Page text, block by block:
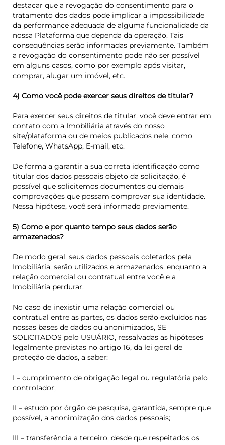
destacar que a revogação do consentimento para o
tratamento dos dados pode implicar a impossibilidade
da performance adequada de alguma funcionalidade da
nossa Plataforma que dependa da operação. Tais
consequências serão informadas previamente. Também
a revogação do consentimento pode não ser possível
em alguns casos, como por exemplo após visitar,
comprar, alugar um imóvel, etc.
4) Como você pode exercer seus direitos de titular?
Para exercer seus direitos de titular, você deve entrar em
contato com a Imobiliária através do nosso
site/plataforma ou de meios publicados nele, como
Telefone, WhatsApp, E-mail, etc.
De forma a garantir a sua correta identificação como
titular dos dados pessoais objeto da solicitação, é
possível que solicitemos documentos ou demais
comprovações que possam comprovar sua identidade.
Nessa hipótese, você será informado previamente.
5) Como e por quanto tempo seus dados serão
armazenados?
De modo geral, seus dados pessoais coletados pela
Imobiliária, serão utilizados e armazenados, enquanto a
relação comercial ou contratual entre você e a
Imobiliária perdurar.
No caso de inexistir uma relação comercial ou
contratual entre as partes, os dados serão excluídos nas
nossas bases de dados ou anonimizados, SE
SOLICITADOS pelo USUÁRIO, ressalvadas as hipóteses
legalmente previstas no artigo 16, da lei geral de
proteção de dados, a saber:
I – cumprimento de obrigação legal ou regulatória pelo
controlador;
II – estudo por órgão de pesquisa, garantida, sempre que
possível, a anonimização dos dados pessoais;
III – transferência a terceiro, desde que respeitados os